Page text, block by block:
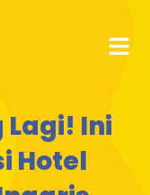
Ini
Hotel